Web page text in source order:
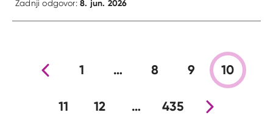
Zadnji odgovor:8. jun. 2026
Prejšnja stran
1 … 8 9 10
11 12 … 435Nova stran